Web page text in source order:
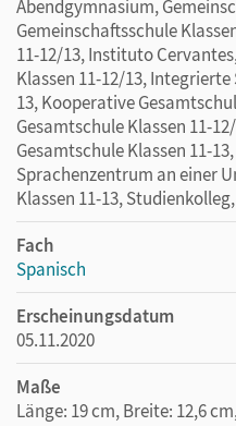
Abendgymnasium,
Gemeinschaftsschule
11-12/13, Instituto
Klassen 11-12/13,
13, Kooperative
Gesamtschule Klassen 11-
Gesamtschule Klassen 11-
Sprachenzentrum an einer
Klassen 11-13,
Fach
Spanisch
Erscheinungsdatum
05.11.2020
Maße
Länge: 19 cm, Breite: 12,6